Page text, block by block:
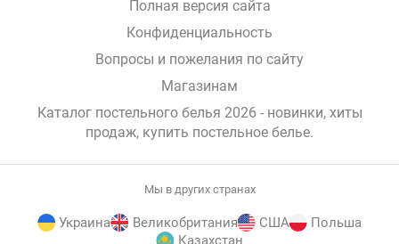
Полная версия сайта
Конфиденциальность
Вопросы и пожелания по сайту
Магазинам
Каталог постельного белья 2026 - новинки, хиты
продаж, купить постельное белье.
Мы в других странах
Украина Великобритания США
Польша
Казахстан